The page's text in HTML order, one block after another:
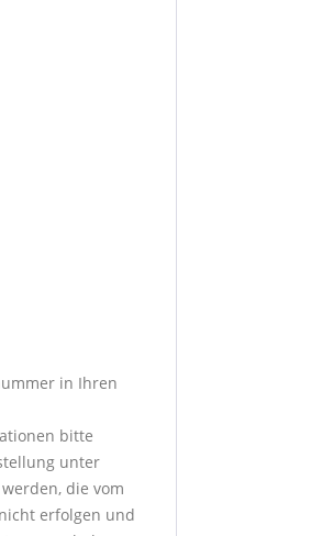
in Ihren
bitte
unter
die vom
erfolgen und